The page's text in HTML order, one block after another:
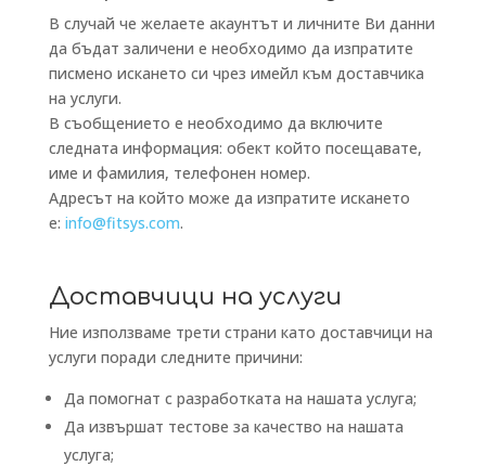
В случай че желаете акаунтът и личните Ви данни
да бъдат заличени е необходимо да изпратите
писмено искането си чрез имейл към доставчика
на услуги.
В съобщението е необходимо да включите
следната информация: обект който посещавате,
име и фамилия, телефонен номер.
Адресът на който може да изпратите искането
е: info@fitsys.com.
Доставчици на услуги
Ние използваме трети страни като доставчици на
услуги поради следните причини:
Да помогнат с разработката на нашата услуга;
Да извършат тестове за качество на нашата
услуга;